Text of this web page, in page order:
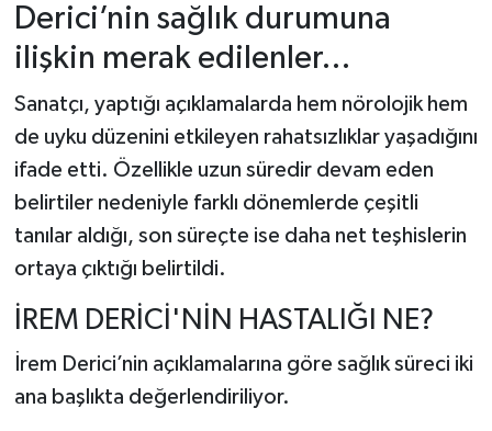
Derici’nin sağlık durumuna
ilişkin merak edilenler…
Sanatçı, yaptığı açıklamalarda hem nörolojik hem
de uyku düzenini etkileyen rahatsızlıklar yaşadığını
ifade etti. Özellikle uzun süredir devam eden
belirtiler nedeniyle farklı dönemlerde çeşitli
tanılar aldığı, son süreçte ise daha net teşhislerin
ortaya çıktığı belirtildi.
İREM DERİCİ'NİN HASTALIĞI NE?
İrem Derici’nin açıklamalarına göre sağlık süreci iki
ana başlıkta değerlendiriliyor.
Tarihi Yapılarımız
Teknoloji
Türkiye
Yerel
İletişim
Künye